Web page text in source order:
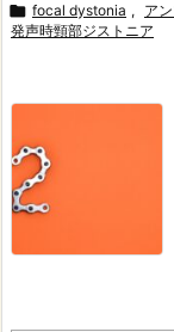
 focal dystonia , ア
発声時頸部ジストニア